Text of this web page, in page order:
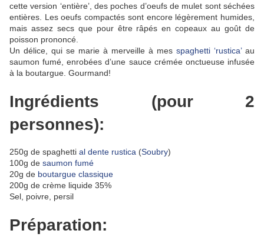
cette version ‘entière’, des poches d’oeufs de mulet sont séchées
entières. Les oeufs compactés sont encore légèrement humides,
mais assez secs que pour être râpés en copeaux au goût de
poisson prononcé.
Un délice, qui se marie à merveille à mes spaghetti ‘rustica’au
saumon fumé, enrobées d’une sauce crémée onctueuse infusée
à la boutargue. Gourmand!
Ingrédients (pour 2
personnes):
250g de spaghetti al dente rustica (Soubry)
100g de saumon fumé
20g de boutargue classique
200g de crème liquide 35%
Sel, poivre, persil
Préparation: